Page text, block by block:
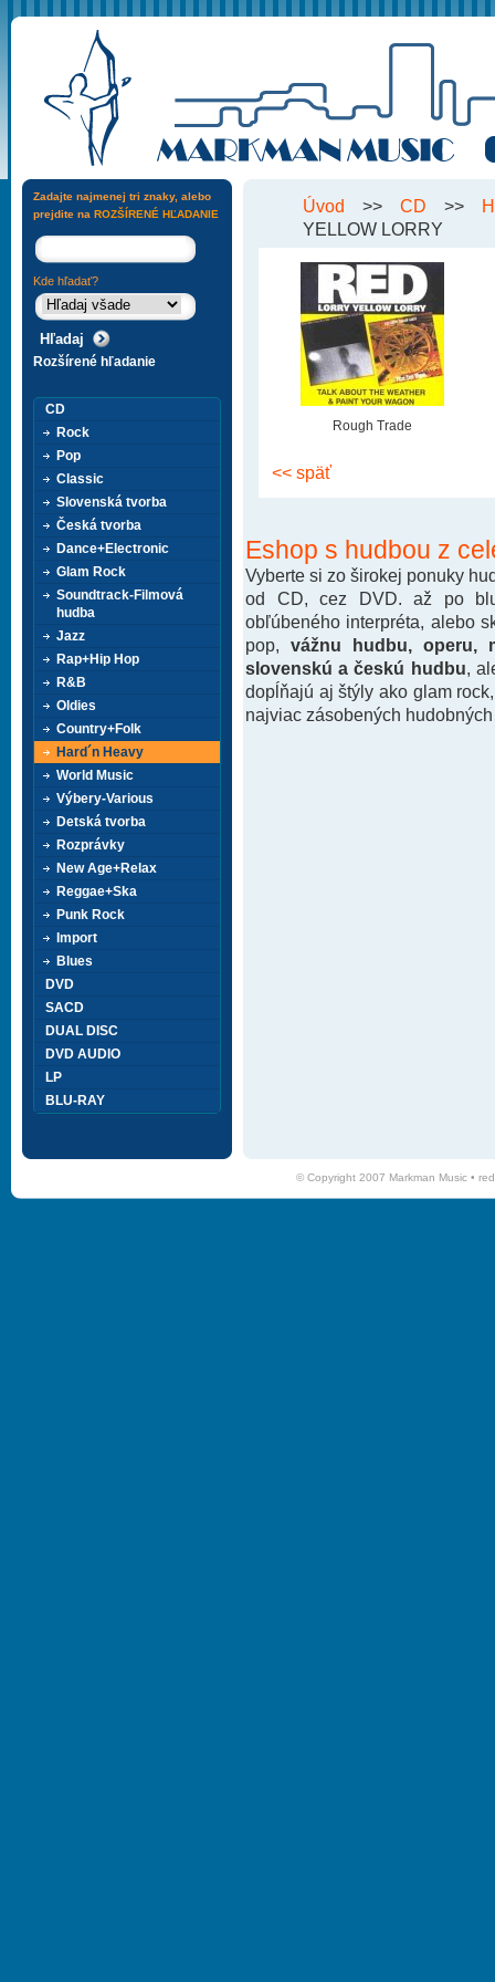
Úvod >> CD >>
YELLOW LORRY
Rough Trade
<< späť
Eshop s hudbou z
Vyberte si zo širokej ponuky
od CD, cez DVD. až po
obľúbeného interpréta, alebo
pop, vážnu hudbu, operu,
slovenskú a českú hudbu ,
dopĺňajú aj štýly ako glam
najviac zásobených
Zadajte najmenej tri znaky, alebo
prejdite na ROZŠÍRENÉ HĽADANIE
Kde hľadať?
Rozšírené hľadanie
CD
Rock
Pop
Classic
Slovenská tvorba
Česká tvorba
Dance+Electronic
Glam Rock
Soundtrack-Filmová
hudba
Jazz
Rap+Hip Hop
R&B
Oldies
Country+Folk
Hard´n Heavy
World Music
Výbery-Various
Detská tvorba
Rozprávky
New Age+Relax
Reggae+Ska
Punk Rock
Import
Blues
DVD
SACD
DUAL DISC
DVD AUDIO
LP
BLU-RAY
© Copyright 2007 Markman Music •